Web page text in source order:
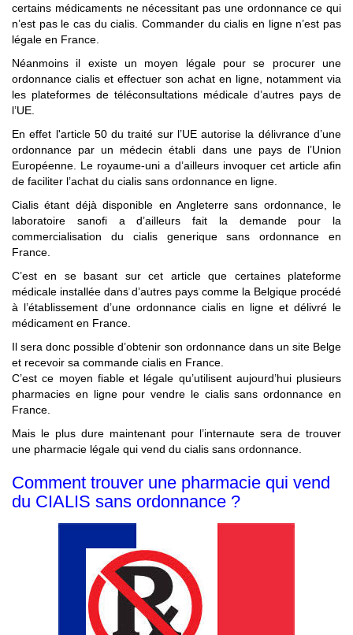
certains médicaments ne nécessitant pas une ordonnance ce qui
n’est pas le cas du cialis. Commander du cialis en ligne n’est pas
légale en France.
Néanmoins il existe un moyen légale pour se procurer une
ordonnance cialis et effectuer son achat en ligne, notamment via
les plateformes de téléconsultations médicale d’autres pays de
l’UE.
En effet l'article 50 du traité sur l’UE autorise la délivrance d’une
ordonnance par un médecin établi dans une pays de l’Union
Européenne. Le royaume-uni a d’ailleurs invoquer cet article afin
de faciliter l’achat du cialis sans ordonnance en ligne.
Cialis étant déjà disponible en Angleterre sans ordonnance, le
laboratoire sanofi a d’ailleurs fait la demande pour la
commercialisation du cialis generique sans ordonnance en
France.
C’est en se basant sur cet article que certaines plateforme
médicale installée dans d’autres pays comme la Belgique procédé
à l’établissement d’une ordonnance cialis en ligne et délivré le
médicament en France.
Il sera donc possible d’obtenir son ordonnance dans un site Belge
et recevoir sa commande cialis en France.
C’est ce moyen fiable et légale qu’utilisent aujourd’hui plusieurs
pharmacies en ligne pour vendre le cialis sans ordonnance en
France.
Mais le plus dure maintenant pour l’internaute sera de trouver
une pharmacie légale qui vend du cialis sans ordonnance.
Comment trouver une pharmacie qui vend
du CIALIS sans ordonnance ?